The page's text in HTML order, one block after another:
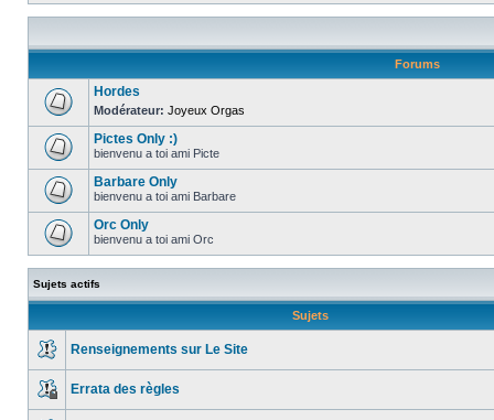
Forums
Hordes
Modérateur: Joyeux Orgas
Pictes Only :)
bienvenu a toi ami Picte
Barbare Only
bienvenu a toi ami Barbare
Orc Only
bienvenu a toi ami Orc
Sujets actifs
Sujets
Renseignements sur Le Site
Errata des règles